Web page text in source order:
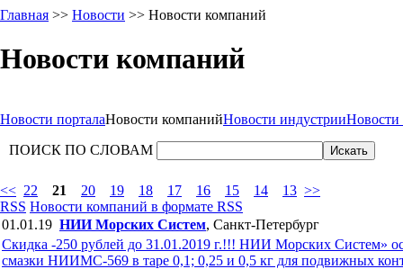
Главная >> Новости >> Новости компаний
Новости компаний
Новости порталаНовости компанийНовости индустрииНовости
ПОИСК ПО СЛОВАМ
<< 22 21 20 19 18 17 16 15 14 13 >>
RSS Новости компаний в формате RSS
01.01.19 НИИ Морских Систем, Санкт-Петербург
Скидка -250 рублей до 31.01.2019 г.!!! НИИ Морских Систем»
смазки НИИМС-569 в таре 0,1; 0,25 и 0,5 кг для подвижных